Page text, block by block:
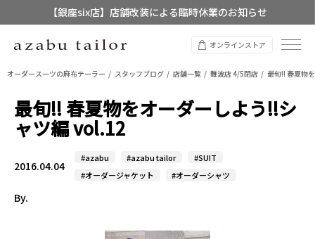
【銀座six店】店舗改装による臨時休業のお知らせ
【店舗限定】レディースオーダースーツ
オンラインストア
オーダースーツの麻布テーラー スタッフブログ 店舗一覧 難波店 4/5閉店 最旬!! 春夏物
最旬!! 春夏物をオーダーしよう!!シ
ャツ編 vol.12
2016.04.04
#azabu #azabu tailor
#SUIT
#オーダージャケット
#オーダーシャツ
By.